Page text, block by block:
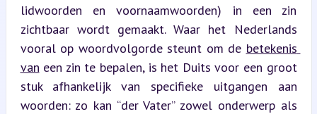
lidwoorden en voornaamwoorden) in een zin
zichtbaar wordt gemaakt. Waar het Nederlands
vooral op woordvolgorde steunt om de betekenis
van een zin te bepalen, is het Duits voor een groot
stuk afhankelijk van specifieke uitgangen aan
woorden: zo kan “der Vater” zowel onderwerp als